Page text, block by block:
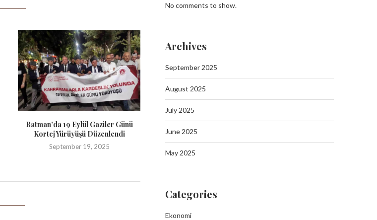
Batman’da 19 Eylül Gaziler Günü
Kortej Yürüyüşü Düzenlendi
September 19, 2025
Tutuklama
Batman Sason’da
No comments to show.
Archives
September 2025
August 2025
July 2025
June 2025
May 2025
Categories
Ekonomi